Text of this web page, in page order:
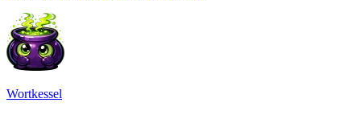
Wortkessel